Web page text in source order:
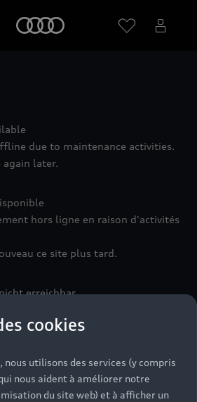
cookies
utilisons des services (y compris
nous aident à améliorer notre
du site web) et à afficher un
Audi
due to maintenance activities.
again later.
hors ligne en raison d'activités
ce site plus tard.
erreichbar
reserved.